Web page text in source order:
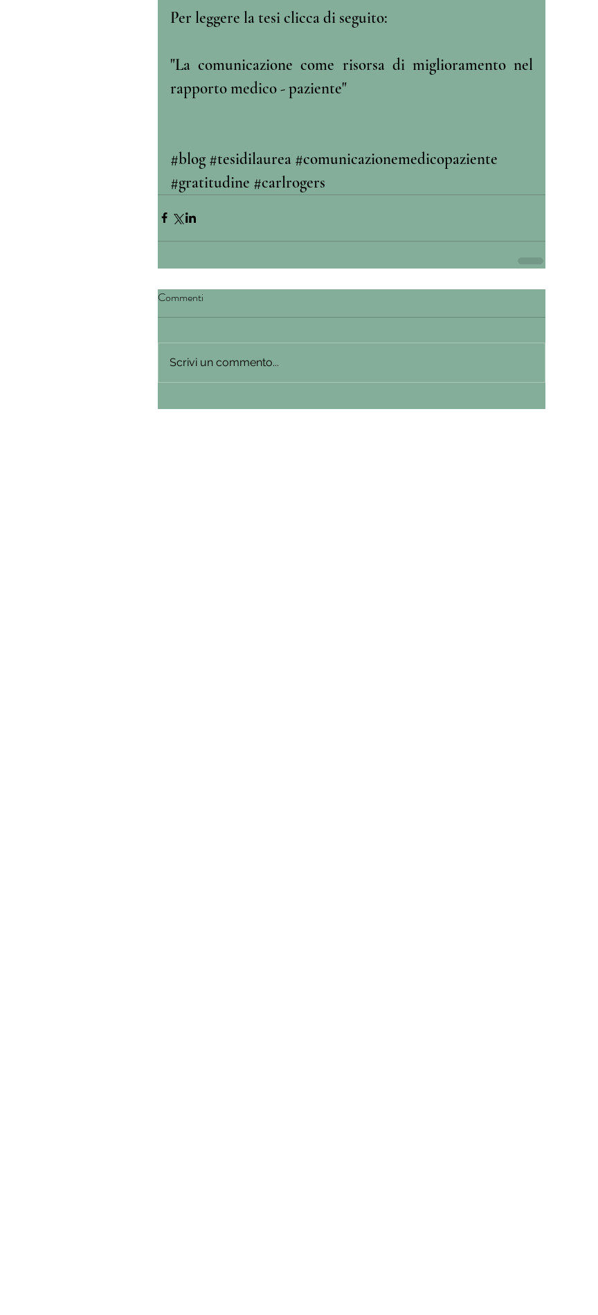
Per leggere la tesi clicca di seguito:
"La comunicazione come risorsa di miglioramento nel
rapporto medico - paziente"
#blog #tesidilaurea #comunicazionemedicopaziente
#gratitudine #carlrogers
Commenti
Scrivi un commento...